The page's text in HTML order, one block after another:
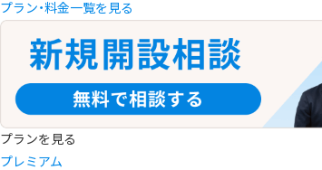
プラン・料金一覧を見る
プランを見る
プレミアム